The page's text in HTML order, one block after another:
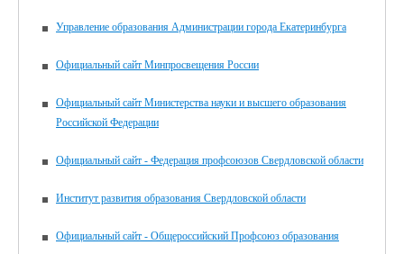
Управление образования Администрации города Екатеринбурга
Официальный сайт Минпросвещения России
Официальный сайт Министерства науки и высшего образования
Российской Федерации
Официальный сайт - Федерация профсоюзов Свердловской области
Институт развития образования Свердловской области
Официальный сайт - Общероссийский Профсоюз образования